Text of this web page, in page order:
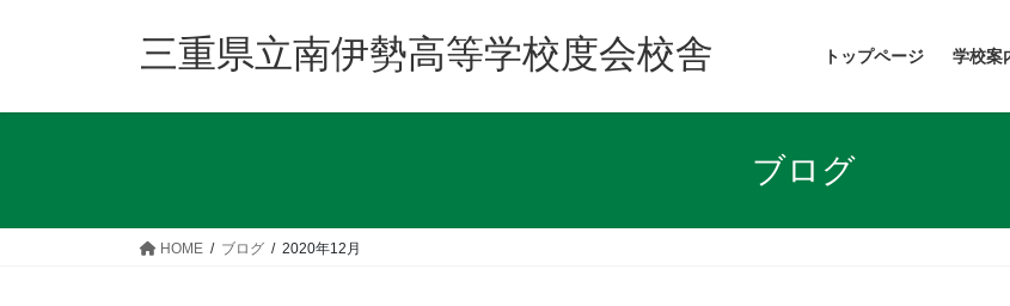
三重県立南伊勢高等学校度会校舎 トップページ 学校案
ブログ
HOME ブログ 2020年12月